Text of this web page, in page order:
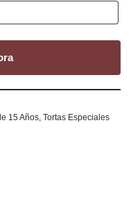
15 Años Tortas Especiales